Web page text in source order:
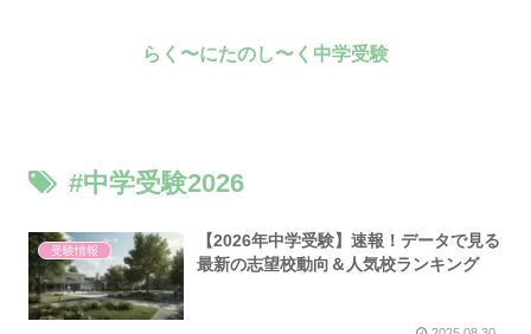
らく〜にたのし〜く中学受験
#中学受験2026
受験情報
【2026年中学受験】速報！データで見る
最新の志望校動向＆人気校ランキング